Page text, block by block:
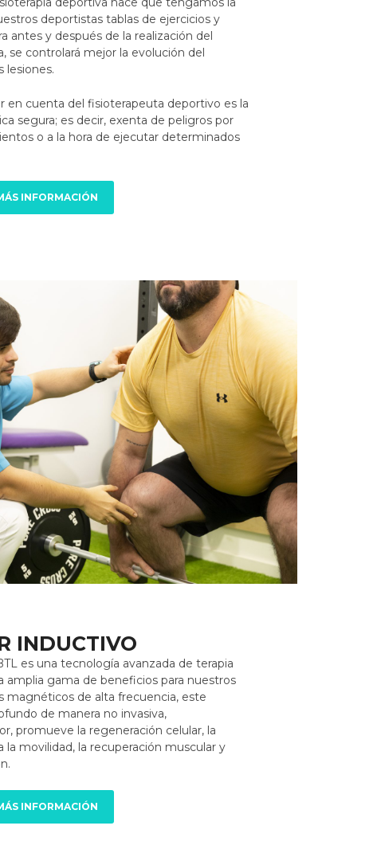
deportistas tablas de ejercicios y
antes y después de la realización del
se controlará mejor la evolución del
lesiones.
en cuenta del fisioterapeuta deportivo es la
segura; es decir, exenta de peligros por
o a la hora de ejecutar determinados
INFORMACIÓN
INDUCTIVO
es una tecnología avanzada de terapia
amplia gama de beneficios para nuestros
magnéticos de alta frecuencia, este
de manera no invasiva,
promueve la regeneración celular, la
la movilidad, la recuperación muscular y
INFORMACIÓN